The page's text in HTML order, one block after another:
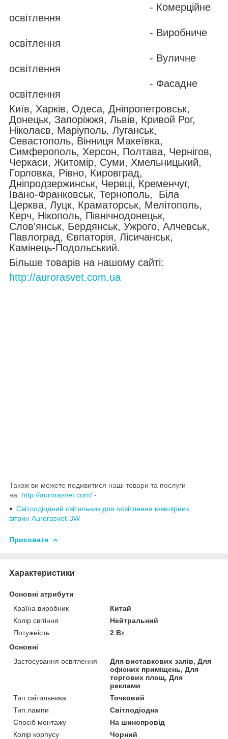
- Комерційне
освітлення
- Виробниче
освітлення
- Вуличне
освітлення
- Фасадне
освітлення
Київ, Харків, Одеса, Дніпропетровськ,
Донецьк, Запоріжжя, Львів, Кривой Рог,
Ніколаєв, Маріуполь, Луганськ,
Севастополь, Вінниця Макеївка,
Симферополь, Херсон, Полтава, Чернігов,
Черкаси, Житомір, Суми, Хмельницький,
Горловка, Рівно, Кировград,
Дніпродзержинськ, Червці, Кременчуг,
Івано-Франковськ, Тернополь, Біла
Церква, Луцк, Краматорськ, Мелітополь,
Керч, Нікополь, Північнодонецьк,
Слов'янськ, Бердянськ, Ужрого, Алчевськ,
Павлоград, Євпаторія, Лісичанськ,
Камінець-Подольський.
Більше товарів на нашому сайті:
http://aurorasvet.com.ua
Також ви можете подивитися наші товари та послуги
на: http://aurorasvet.com/ -
Світлодіодний світильник для освітлення ювелірних
вітрин Aurorasvet-3W
Приховати
Характеристики
Основні атрибути
Країна виробник
Китай
Колір світіння
Нейтральний
Потужність
2 Вт
Основні
Застосування освітлення
Для виставкових залів, Для
офісних приміщень, Для
торгових площ, Для
реклами
Тип світильника
Точковий
Тип лампи
Світлодіодна
Спосіб монтажу
На шинопровід
Колір корпусу
Чорний